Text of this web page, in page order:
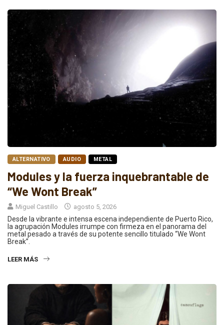
ALTERNATIVO AUDIO METAL
Modules y la fuerza inquebrantable de
“We Wont Break”
Miguel Castillo agosto 5, 2026
Desde la vibrante e intensa escena independiente de Puerto Rico,
la agrupación Modules irrumpe con firmeza en el panorama del
metal pesado a través de su potente sencillo titulado “We Wont
Break”.
LEER MÁS